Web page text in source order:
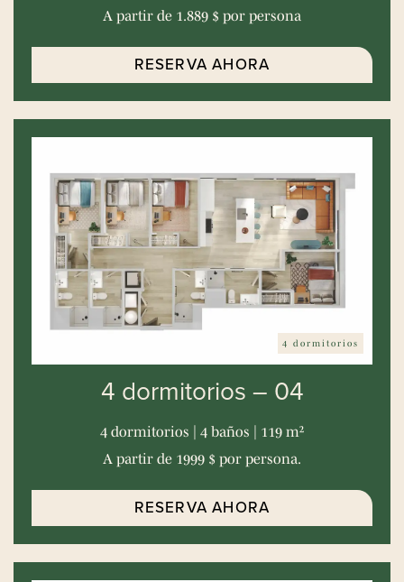
A partir de 1.889 $ por persona
RESERVA AHORA
4 dormitorios
4 dormitorios – 04
4 dormitorios | 4 baños | 119 m²
A partir de 1999 $ por persona.
RESERVA AHORA